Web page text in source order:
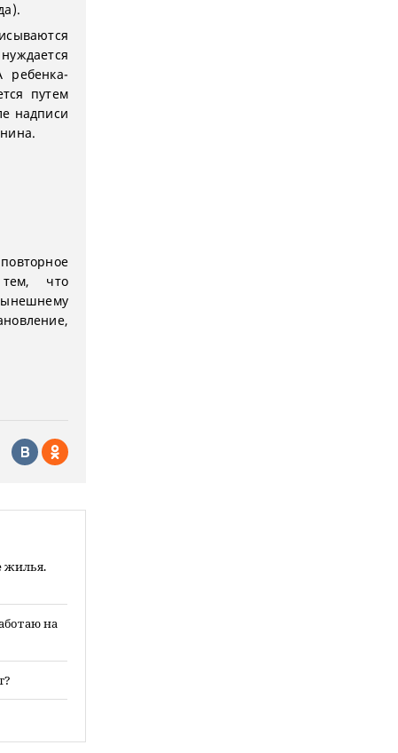
ребенка-
путем
надписи
тем, что
жилья.
на